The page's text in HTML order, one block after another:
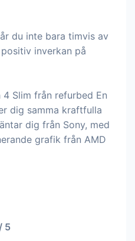
du inte bara timvis av
inverkan på
Slim från refurbed En
dig samma kraftfulla
dig från Sony, med
grafik från AMD
5